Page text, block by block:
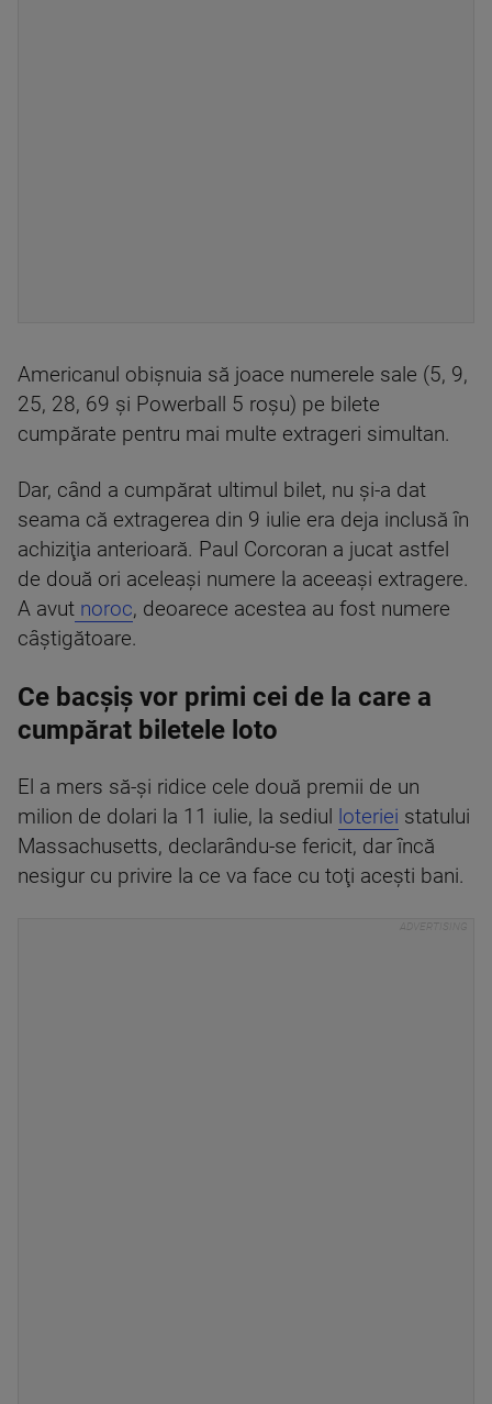
Americanul obişnuia să joace numerele sale (5, 9,
25, 28, 69 şi Powerball 5 roşu) pe bilete
cumpărate pentru mai multe extrageri simultan.
Dar, când a cumpărat ultimul bilet, nu şi-a dat
seama că extragerea din 9 iulie era deja inclusă în
achiziţia anterioară. Paul Corcoran a jucat astfel
de două ori aceleaşi numere la aceeaşi extragere.
A avut noroc, deoarece acestea au fost numere
câştigătoare.
Ce bacșiș vor primi cei de la care a
cumpărat biletele loto
El a mers să-şi ridice cele două premii de un
milion de dolari la 11 iulie, la sediul
loteriei statului
Massachusetts, declarându-se fericit, dar încă
nesigur cu privire la ce va face cu toţi aceşti bani.